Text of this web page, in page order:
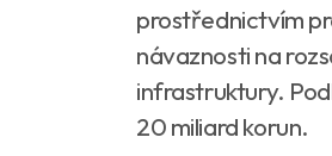
prostřednictvím
návaznosti na
infrastruktury.
20 miliard korun.